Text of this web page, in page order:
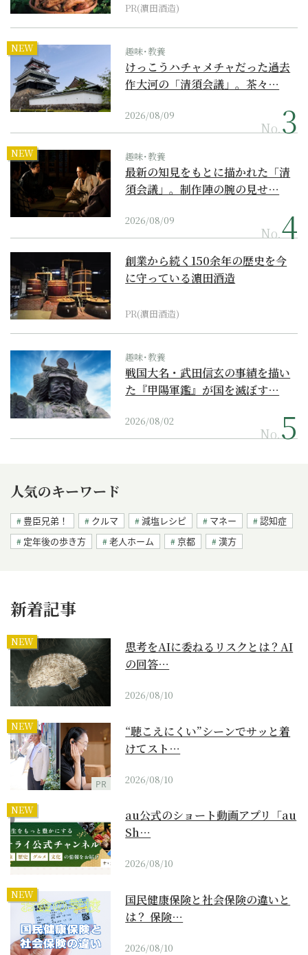
PR(濵田酒造)
NEW 趣味･教養
けっこうハチャメチャだった過去
作大河の「清須会議」。茶々…
2026/08/09
No.
NEW 趣味･教養
最新の知見をもとに描かれた「清
須会議」。制作陣の腕の見せ…
2026/08/09
No.
創業から続く150余年の歴史を今
に守っている濵田酒造
PR(濵田酒造)
趣味･教養
戦国大名・武田信玄の事績を描い
た『甲陽軍鑑』が国を滅ぼす…
2026/08/02
No.
人気のキーワード
豊臣兄弟！ クルマ 減塩レシピ マネー
認知症
定年後の歩き方
老人ホーム 京都 漢方
新着記事
NEW
思考をAIに委ねるリスクとは？AI
の回答…
2026/08/10
NEW
PR
“聴こえにくい”シーンでサッと着
けてスト…
2026/08/10
NEW
au公式のショート動画アプリ「au
Sh…
2026/08/10
NEW
国民健康保険と社会保険の違いと
は？ 保険…
2026/08/10